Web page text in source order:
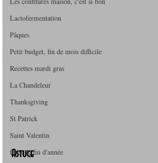
Lactofermentation
Pâques
Petit budget, fin de mois difficile
Recettes mardi gras
La Chandeleur
Thanksgiving
St Patrick
Saint Valentin
fêtes de fin d'année
Astuce